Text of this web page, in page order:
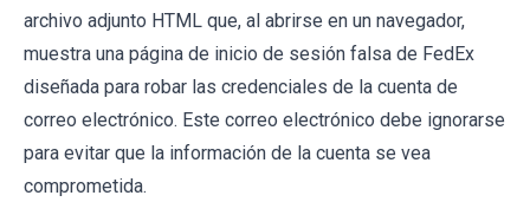
archivo adjunto HTML que, al abrirse en un navegador,
muestra una página de inicio de sesión falsa de FedEx
diseñada para robar las credenciales de la cuenta de
correo electrónico. Este correo electrónico debe ignorarse
para evitar que la información de la cuenta se vea
comprometida.